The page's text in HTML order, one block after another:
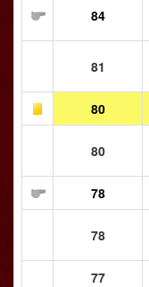
84
81
80
80
78
78
77